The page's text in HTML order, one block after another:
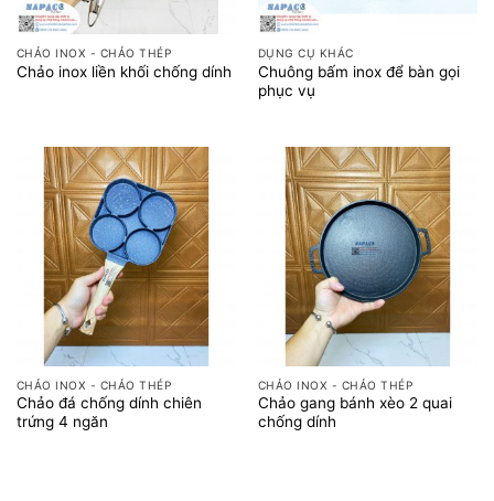
CHẢO INOX - CHẢO THÉP
Chảo inox liền khối chống dính
DỤNG CỤ KHÁC
Chuông bấm inox để bàn gọi
phục vụ
CHẢO INOX - CHẢO THÉP
Chảo đá chống dính chiên
trứng 4 ngăn
CHẢO INOX - CHẢO THÉP
Chảo gang bánh xèo 2 quai
chống dính